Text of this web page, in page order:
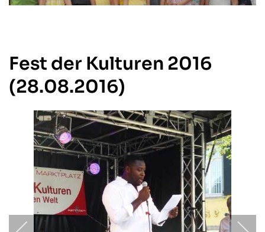
Fest der Kulturen 2016
(28.08.2016)